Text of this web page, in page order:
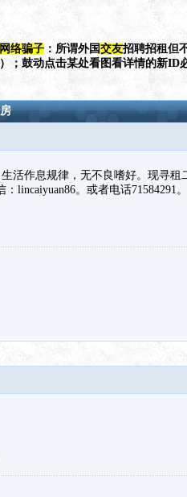
络骗子 ：所谓外国交友招聘招租但
；鼓动点击某处看图看详情的新ID
活作息规律，无不良嗜好。现寻租
lincaiyuan86。或者电话71584291。